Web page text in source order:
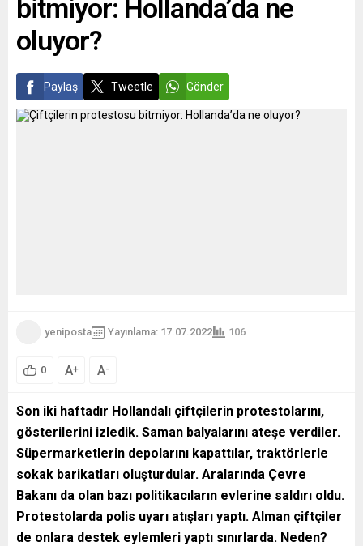
bitmiyor: Hollanda’da ne
oluyor?
Paylaş Tweetle Gönder
yeniposta Yayınlama: 17.07.2022 106
0 A+ A-
Son iki haftadır Hollandalı çiftçilerin protestolarını,
gösterilerini izledik. Saman balyalarını ateşe verdiler.
Süpermarketlerin depolarını kapattılar, traktörlerle
sokak barikatları oluşturdular. Aralarında Çevre
Bakanı da olan bazı politikacıların evlerine saldırı oldu.
Protestolarda polis uyarı atışları yaptı. Alman çiftçiler
de onlara destek eylemleri yaptı sınırlarda. Neden?